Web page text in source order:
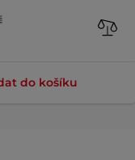
do košíku